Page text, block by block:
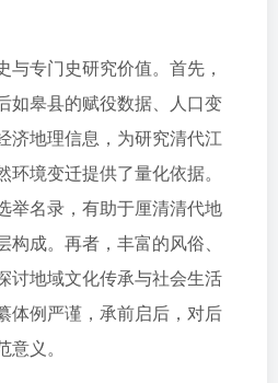
与专门史研究价值。首先，
如皋县的赋役数据、人口变
济地理信息，为研究清代江
境变迁提供了量化依据。
举名录，有助于厘清清代地
成。再者，丰富的风俗、
讨地域文化传承与社会生活
体例严谨，承前启后，对后
义。